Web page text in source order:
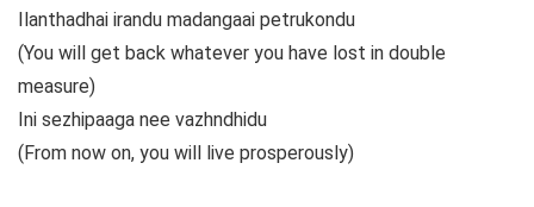
Ilanthadhai irandu madangaai petrukondu
(You will get back whatever you have lost in double
measure)
Ini sezhipaaga nee vazhndhidu
(From now on, you will live prosperously)